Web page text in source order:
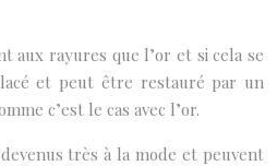
aux rayures que l’or et si cela se
et peut être restauré par un
c’est le cas avec l’or.
très à la mode et peuvent